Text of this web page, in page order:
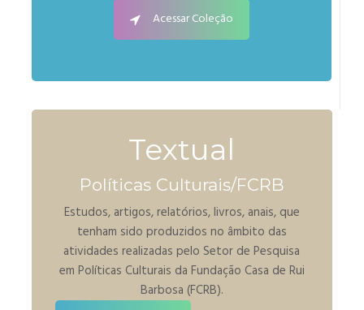
Acessar Coleção
Textual
Políticas Culturais/FCRB
Estudos, artigos, relatórios, livros, anais, que
tenham sido produzidos no âmbito das
atividades realizadas pelo Setor de Pesquisa
em Políticas Culturais da Fundação Casa de Rui
Barbosa (FCRB).